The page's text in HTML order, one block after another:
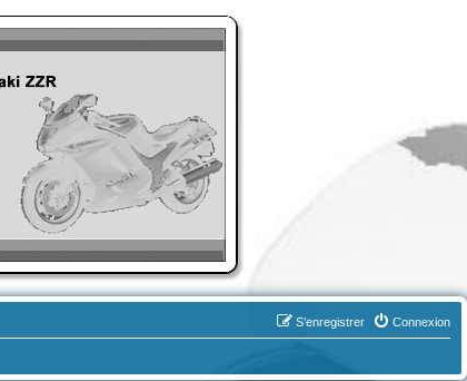
Connexion
S’enregistrer